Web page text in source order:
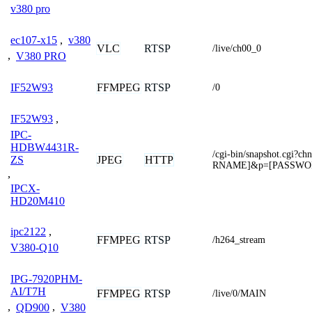
v380 pro
ec107-x15 , v380
, V380 PRO
VLC RTSP /live/ch00_0
IF52W93 FFMPEG RTSP /0
IF52W93 ,
IPC-
HDBW4431R-
ZS
,
IPCX-
HD20M410
JPEG HTTP
/cgi-bin/
ipc2122 ,
V380-Q10
FFMPEG RTSP /h264_stream
IPG-7920PHM-
AI/T7H
, QD900 , V380
FFMPEG RTSP /live/0/MAIN